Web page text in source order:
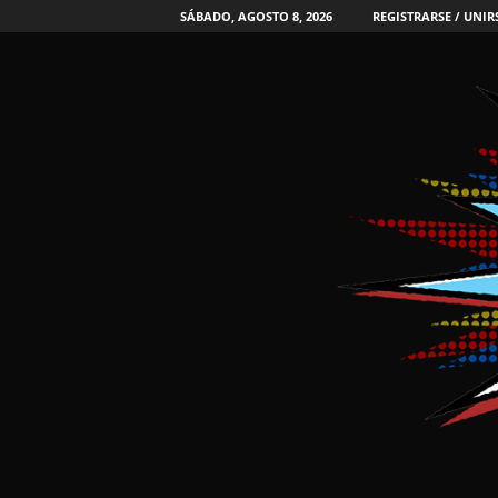
SÁBADO, AGOSTO 8, 2026 REGISTRARSE /